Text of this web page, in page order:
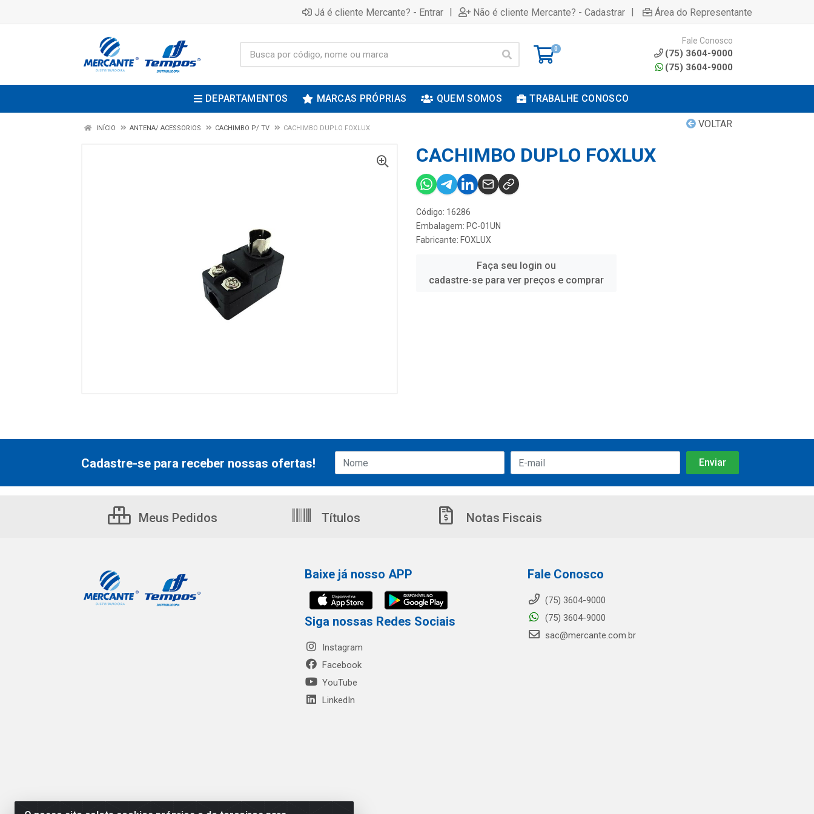
Já é cliente Mercante? - Entrar | Não é cliente Mercante? - Cadastrar | Área do Representante
0
Fale Conosco
(75) 3604-9000
(75) 3604-9000
DEPARTAMENTOS MARCAS PRÓPRIAS QUEM SOMOS TRABALHE CONOSCO
VOLTAR
INÍCIO ANTENA/ ACESSORIOS CACHIMBO P/ TV CACHIMBO DUPLO FOXLUX
CACHIMBO DUPLO FOXLUX
Código: 16286
Embalagem: PC-01UN
Fabricante: FOXLUX
Faça seu login ou
cadastre-se para ver preços e comprar
Cadastre-se para receber nossas ofertas!
Meus Pedidos Títulos Notas Fiscais
Baixe já nosso APP
Siga nossas Redes Sociais
Instagram
Facebook
YouTube
LinkedIn
Fale Conosco
(75) 3604-9000
(75) 3604-9000
sac@mercante.com.br